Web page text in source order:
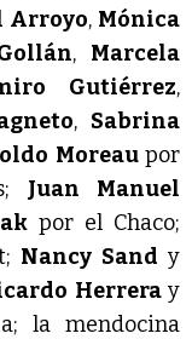
Arroyo, Mónica
, Marcela
Gutiérrez,
, Sabrina
Moreau por
Juan Manuel
por el Chaco;
Nancy Sandy
Herreray
la mendocina